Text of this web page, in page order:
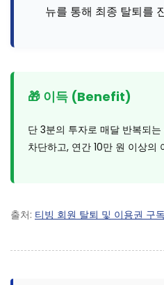
뉴를 통해 최종 탈퇴를
🎁 이득 (Benefit)
단 3분의 투자로 매달 반복되
차단하고, 연간 10만 원 이상의
출처: 티빙 회원 탈퇴 및 이용권 구